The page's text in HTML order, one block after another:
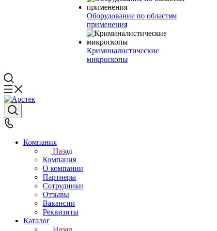
Оборудование по областям
применения
Криминалистические
микроскопы
Компания
Назад
Компания
О компании
Партнеры
Сотрудники
Отзывы
Вакансии
Реквизиты
Каталог
Назад